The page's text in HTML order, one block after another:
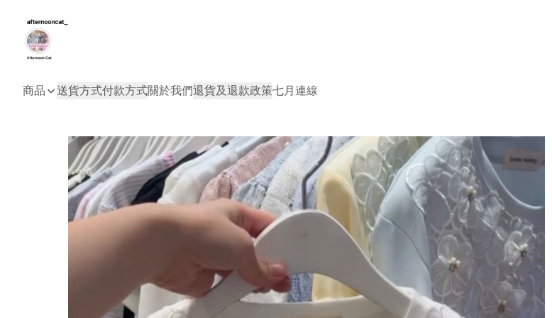
商品 送貨方式付款方式關於我們退貨及退款政策七月連線